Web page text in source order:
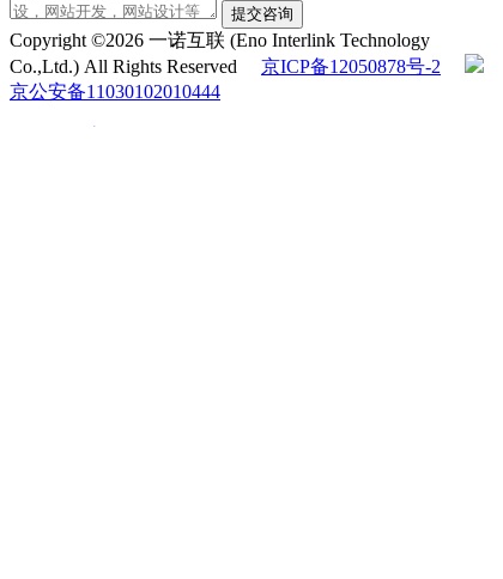
提交咨询
Copyright ©2026 一诺互联 (Eno Interlink Technology
Co.,Ltd.) All Rights Reserved 京ICP备12050878号-2
京公安备11030102010444